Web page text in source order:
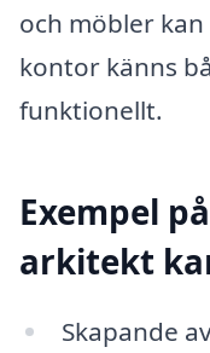
och möbler
kontor känns
funktionellt.
Exempel
arkitekt
Skapande